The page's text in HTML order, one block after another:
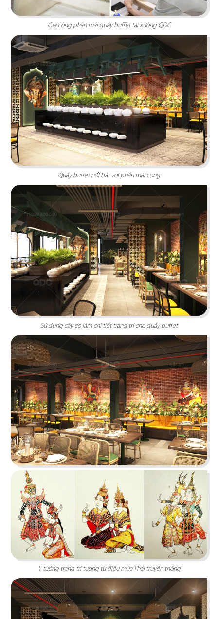
tọa lạc trên con đường Võ Thị Sáu sầm uất...
Chi tiết
HIGHLANDS COFFEE
Highlands Sunwah do QDC Design & Build thi
công sở hữu không gian hai mặt tiền rộng rãi
cùng phong cách thiết kế hiện đại, sang trọng.
Chi tiết
EL GAUCHO
El Gaucho Lotte Mall hứa hẹn là điểm đến lý
tưởng cho trải nghiệm ẩm thực Âu đỉnh cao
mang phong cách công nghiệp độc đáo
Chi tiết
HẢI SẢN HOÀNG GIA
Đội ngũ thiết kế QDC đã khéo léo kết hợp nét
đặc trưng phong cách Địa Trung Hải với vẻ đẹp
thanh lịch, sang trọng của Indochine
Gia công phần mái quầy buffet tại xưởng QDC
Quầy buffet nổi bật với phần mái cong
Sử dụng cây cọ làm chi tiết trang trí cho quầy buffet
Ý tưởng trang trí tường từ điệu múa Thái truyền thống